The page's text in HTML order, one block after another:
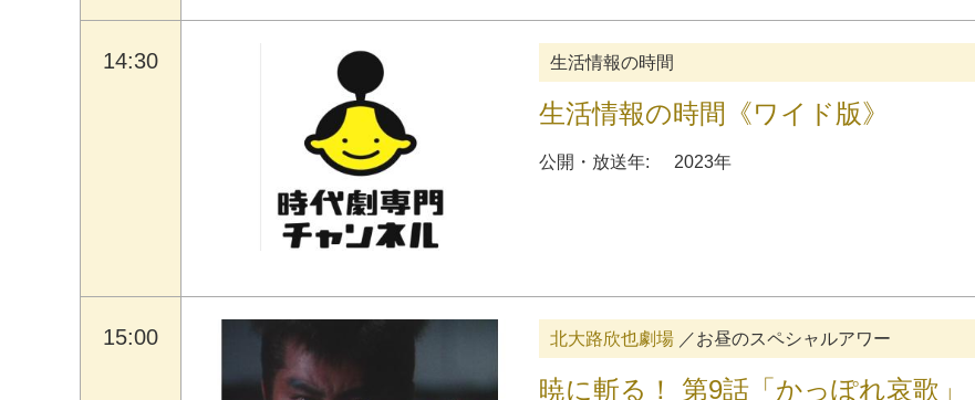
14:30 生活情報の時間
生活情報の時間《ワイド版》
公開・放送年: 2023年
15:00 北大路欣也劇場／お昼のスペシャルアワー
暁に斬る！ 第9話「かっぽれ哀歌」